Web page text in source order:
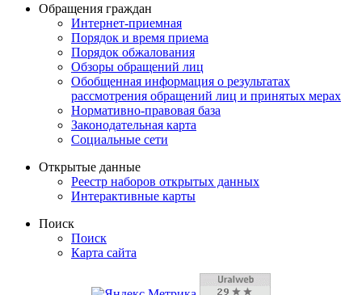
Обращения граждан
Интернет-приемная
Порядок и время приема
Порядок обжалования
Обзоры обращений лиц
Обобщенная информация о результатах
рассмотрения обращений лиц и принятых мерах
Нормативно-правовая база
Законодательная карта
Социальные сети
Открытые данные
Реестр наборов открытых данных
Интерактивные карты
Поиск
Поиск
Карта сайта